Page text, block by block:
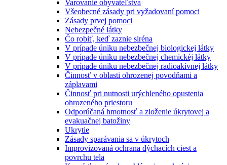
Varovanie obyvateľstva
Všeobecné zásady pri vyžadovaní pomoci
Zásady prvej pomoci
Nebezpečné látky
Čo robiť, keď zaznie siréna
V prípade úniku nebezbečnej biologickej látky
V prípade úniku nebezbečnej chemickéj látky
V prípade úniku nebezbečnej radioakívnej látky
Činnosť v oblasti ohrozenej povodňami a
záplavami
Činnosť pri nutnosti urýchleného opustenia
ohrozeného priestoru
Odporúčaná hmotnosť a zloženie úkrytovej a
evakuačnej batožiny
Ukrytie
Zásady sparávania sa v úkrytoch
Improvizovaná ochrana dýchacích ciest a
povrchu tela